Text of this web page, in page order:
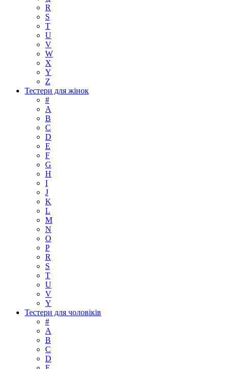
R
S
T
U
V
W
X
Y
Z
Тестери для жінок
#
A
B
C
D
E
F
G
H
I
J
K
L
M
N
O
P
R
S
T
U
V
Y
Тестери для чоловіків
#
A
B
C
D